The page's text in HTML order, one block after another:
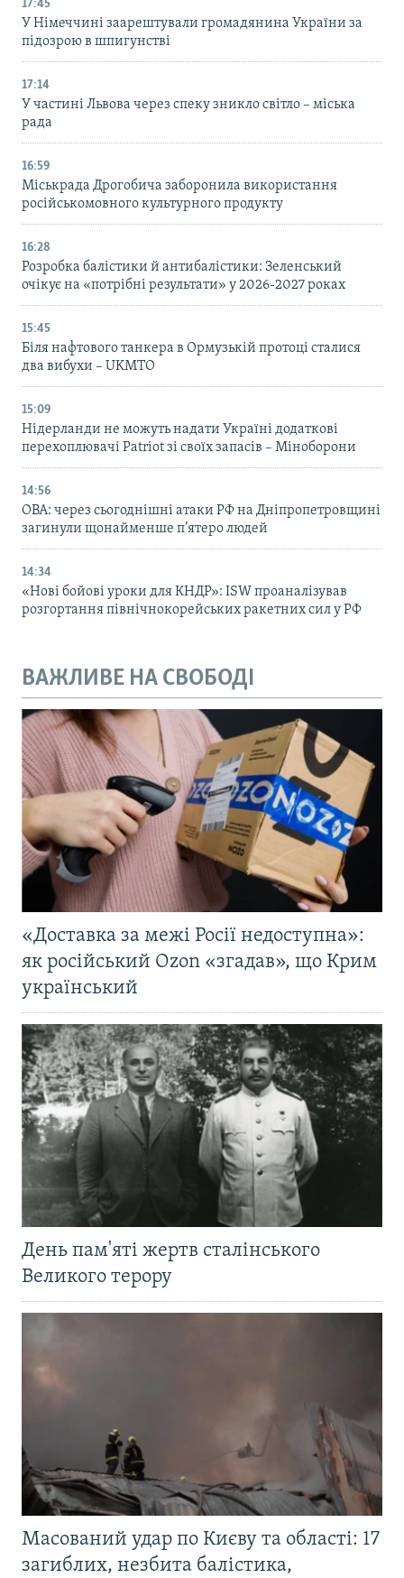
17:45
У Німеччині заарештували громадянина України за
підозрою в шпигунстві
17:14
У частині Львова через спеку зникло світло – міська
рада
16:59
Міськрада Дрогобича заборонила використання
російськомовного культурного продукту
16:28
Розробка балістики й антибалістики: Зеленський
очікує на «потрібні результати» у 2026-2027 роках
15:45
Біля нафтового танкера в Ормузькій протоці сталися
два вибухи – UKMTO
15:09
Нідерланди не можуть надати Україні додаткові
перехоплювачі Patriot зі своїх запасів – Міноборони
14:56
ОВА: через сьогоднішні атаки РФ на Дніпропетровщині
загинули щонайменше п’ятеро людей
14:34
«Нові бойові уроки для КНДР»: ISW проаналізував
розгортання північнокорейських ракетних сил у РФ
ВАЖЛИВЕ НА СВОБОДІ
«Доставка за межі Росії недоступна»:
як російський Ozon «згадав», що Крим
український
День пам'яті жертв сталінського
Великого терору
Масований удар по Києву та області: 17
загиблих, незбита балістика,